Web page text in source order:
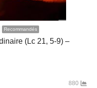
Recommandés
(Lc 21, 5-9) –
880